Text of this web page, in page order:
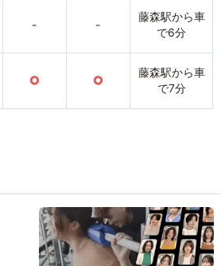
- -
藤森駅から車
で6分
○ ○
藤森駅から車
で7分